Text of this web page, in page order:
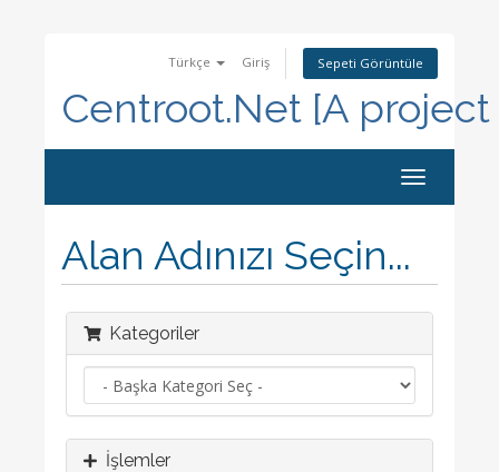
Türkçe Giriş Sepeti Görüntüle
Centroot.Net [A
Toggle
navigation
Alan Adınızı Seçin...
Kategoriler
İşlemler